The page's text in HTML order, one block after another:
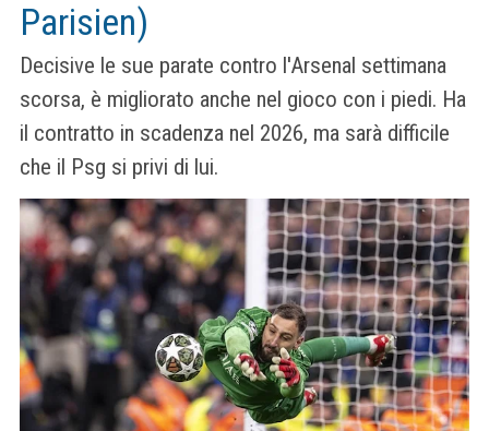
Parisien)
Decisive le sue parate contro l'Arsenal settimana
scorsa, è migliorato anche nel gioco con i piedi. Ha
il contratto in scadenza nel 2026, ma sarà difficile
che il Psg si privi di lui.